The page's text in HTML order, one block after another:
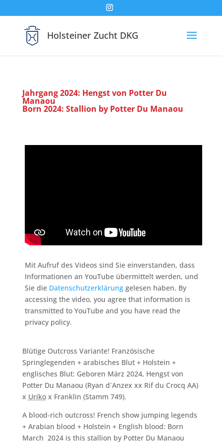
Holsteiner Zucht DKG
Jahrgang 2024: Hengst von Potter Du
Manaou
Born 2024: Stallion by Potter Du Manaou
Mit Aufruf des Videos sind Sie einverstanden, dass
Informationen an YouTube übermittelt werden, und
Sie die Datenschutzerklärunggelesen haben. By
accessing the video, you agree that information is
transmitted to YouTube and you have read the
privacy policy.
Blütige Outcross Variante! Französische
Springlegenden + arabisches Blut + Holstein +
englisches Blut: Geboren März 2024, Hengst von
Potter Du Manaou (Ryan d´Anzex xx Rif du Crocq AA)
x Urikox Franklin (Stamm 749).
A blood-rich outcross! French show jumping legends
+ Arabian blood + Holstein + English blood: Born
March 2024 is this stallion by Potter Du Manaou